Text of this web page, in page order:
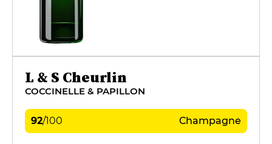
L & S Cheurlin
COCCINELLE & PAPILLON
92/100 Champagne